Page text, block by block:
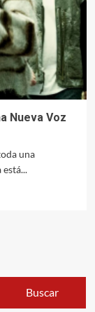
Nueva Voz
una
Buscar